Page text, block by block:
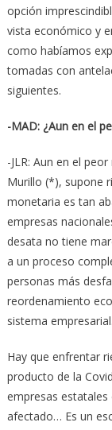
opción
vista económico y
como habíamos
tomadas con
siguientes.
-MAD: ¿Aun en el
-JLR: Aun en el
Murillo (*), supone
monetaria es tan
empresas
desata no tiene
a un proceso
personas más
reordenamiento
sistema empresarial.
Hay que enfrentar
producto de la
empresas
afectado… Es un